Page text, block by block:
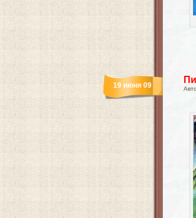
19 июня 09